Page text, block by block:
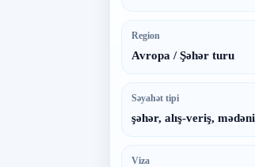
Region
Avropa / Şəhər turu
Səyahət tipi
şəhər, alış-veriş,
Viza